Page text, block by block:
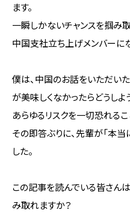
ます。
一瞬しかないチャンスを掴み
中国支社立ち上げメンバーに
僕は、中国のお話をいただいた
が美味しくなかったらどうしよ
あらゆるリスクを一切恐れるこ
その即答ぶりに、先輩が「本
した。
この記事を読んでいる皆さんは
み取れますか？